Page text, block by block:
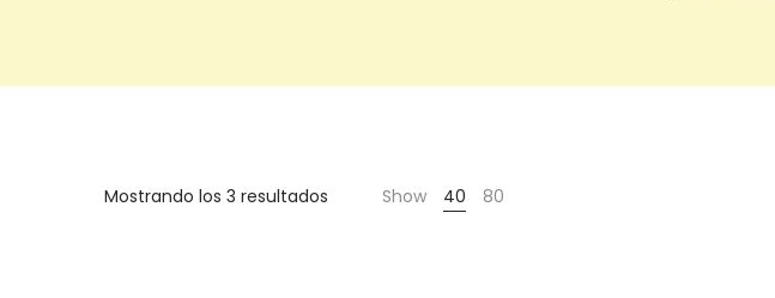
Mostrando los 3 resultados Show 40 80